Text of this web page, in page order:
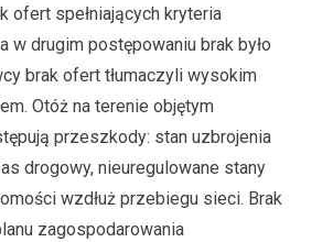
ofert spełniających kryteria
w drugim postępowaniu brak było
brak ofert tłumaczyli wysokim
Otóż na terenie objętym
przeszkody: stan uzbrojenia
drogowy, nieuregulowane stany
wzdłuż przebiegu sieci. Brak
zagospodarowania